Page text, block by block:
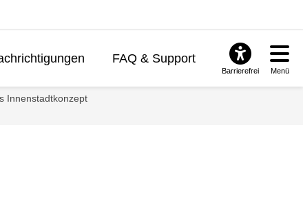
FAQ & Support
Barrierefrei Menü
Innenstadtkonzept